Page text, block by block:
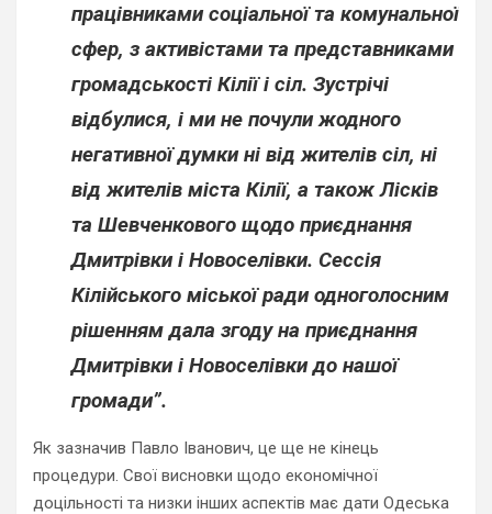
працівниками соціальної та комунальної
сфер, з активістами та представниками
громадськості Кілії і сіл. Зустрічі
відбулися, і ми не почули жодного
негативної думки ні від жителів сіл, ні
від жителів міста Кілії, а також Лісків
та Шевченкового щодо приєднання
Дмитрівки і Новоселівки. Сессія
Кілійського міської ради одноголосним
рішенням дала згоду на приєднання
Дмитрівки і Новоселівки до нашої
громади”.
Як зазначив Павло Іванович, це ще не кінець
процедури. Свої висновки щодо економічної
доцільності та низки інших аспектів має дати Одеська